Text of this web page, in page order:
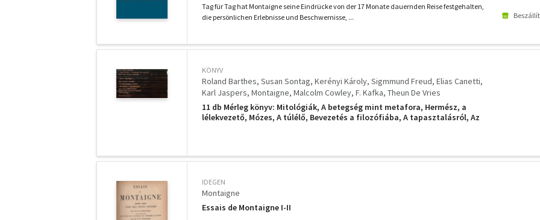
Tag für Tag hat Montaigne seine Eindrücke von der 17 Monate dauernden Reise festgehalten,
die persönlichen Erlebnisse und Beschwernisse, ...
KÖNYV
Roland Barthes Susan Sontag Kerényi Károly Sigmmund Freud Elias Canetti
Karl Jaspers Montaigne Malcolm Cowley F. Kafka Theun De Vries
11 db Mérleg könyv: Mitológiák, A betegség mint metafora, Hermész, a
lélekvezető, Mózes, A túlélő, Bevezetés a filozófiába, A tapasztalásról, Az
IDEGEN
Montaigne
Essais de Montaigne I-II